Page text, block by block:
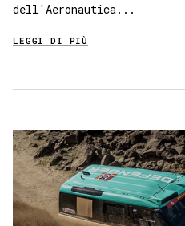
dell'Aeronautica...
LEGGI DI PIÙ